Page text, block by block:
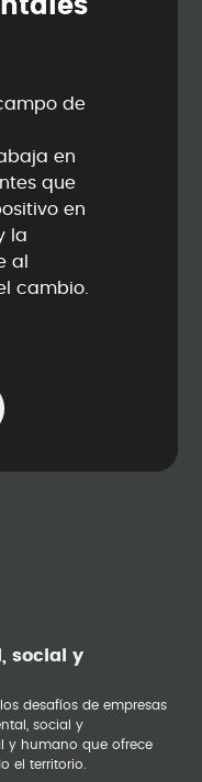
nta les
de
en
que
en
la
al
cambio.
social y
desafíos de empresas
social y
y humano que ofrece
el territorio.